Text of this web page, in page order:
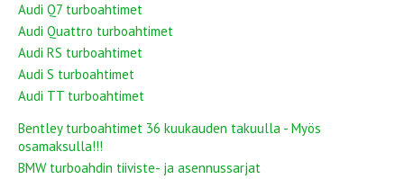
Audi Q7 turboahtimet
Audi Quattro turboahtimet
Audi RS turboahtimet
Audi S turboahtimet
Audi TT turboahtimet
Bentley turboahtimet 36 kuukauden takuulla - Myös
osamaksulla!!!
BMW turboahdin tiiviste- ja asennussarjat